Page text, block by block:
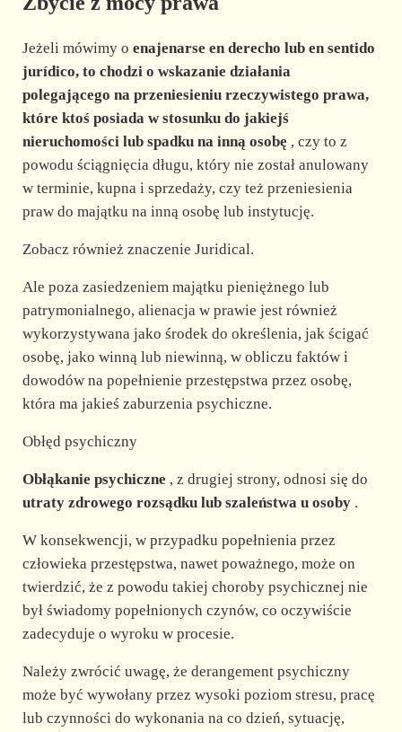
Jeżeli mówimy o enajenarse en derecho lub en sentido
jurídico, to chodzi o wskazanie działania
polegającego na przeniesieniu rzeczywistego prawa,
które ktoś posiada w stosunku do jakiejś
nieruchomości lub spadku na inną osobę , czy to z
powodu ściągnięcia długu, który nie został anulowany
w terminie, kupna i sprzedaży, czy też przeniesienia
praw do majątku na inną osobę lub instytucję.
Zobacz również znaczenie Juridical.
Ale poza zasiedzeniem majątku pieniężnego lub
patrymonialnego, alienacja w prawie jest również
wykorzystywana jako środek do określenia, jak ścigać
osobę, jako winną lub niewinną, w obliczu faktów i
dowodów na popełnienie przestępstwa przez osobę,
która ma jakieś zaburzenia psychiczne.
Obłęd psychiczny
Obłąkanie psychiczne , z drugiej strony, odnosi się do
utraty zdrowego rozsądku lub szaleństwa u osoby.
W konsekwencji, w przypadku popełnienia przez
człowieka przestępstwa, nawet poważnego, może on
twierdzić, że z powodu takiej choroby psychicznej nie
był świadomy popełnionych czynów, co oczywiście
zadecyduje o wyroku w procesie.
Należy zwrócić uwagę, że derangement psychiczny
może być wywołany przez wysoki poziom stresu, pracę
lub czynności do wykonania na co dzień, sytuację,